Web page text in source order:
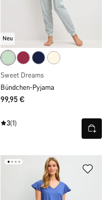
Neu
Sweet Dreams
Bündchen-Pyjama
99,95 €
3(1)